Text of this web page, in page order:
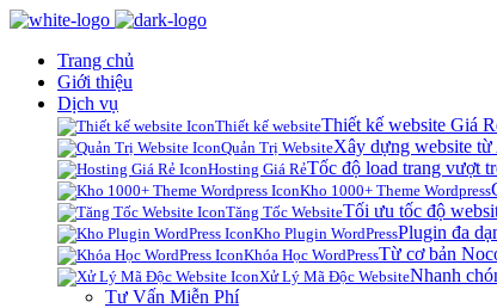
Trang chủ
Giới thiệu
Dịch vụ
Thiết kế websiteThiết kế website Giá
Quản Trị WebsiteXây dựng website
Hosting Giá RẻTốc độ load trang vượt
Kho 1000+ Theme Wordpress
Tăng Tốc WebsiteTối ưu tốc độ
Kho Plugin WordPressPlugin đa
Khóa Học WordPressTừ cơ bản
Xử Lý Mã Độc WebsiteNhanh
Tư Vấn Miễn Phí